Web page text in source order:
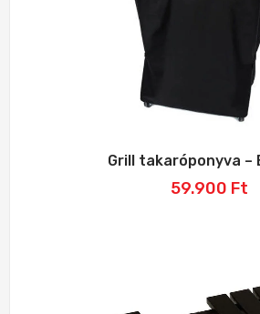
Grill takaróponyva –
59.900 Ft